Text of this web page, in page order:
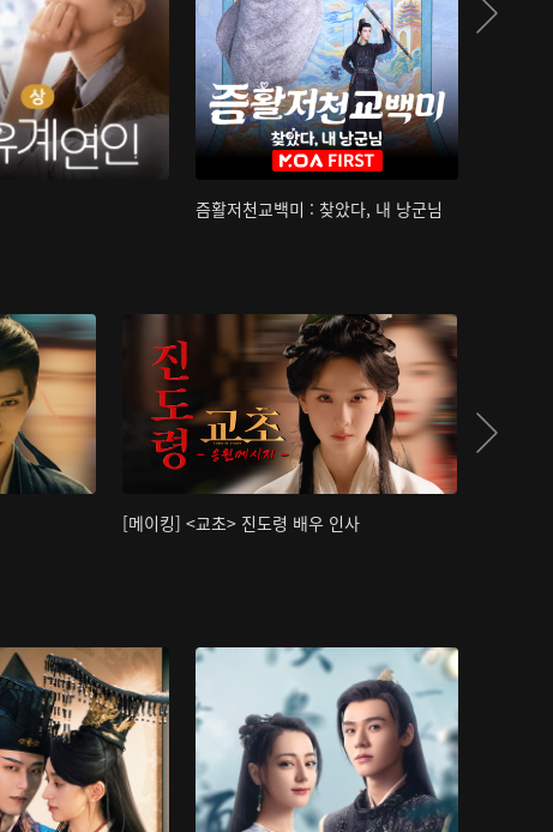
즘활저천교백미 : 찾았다, 내 낭군님
[메이킹] <교초> 진도령 배우 인사